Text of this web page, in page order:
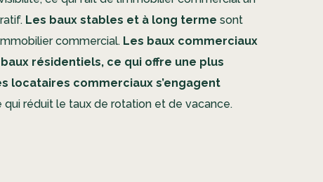
Les baux stables et à long terme sont
commercial. Les baux commerciaux
résidentiels, ce qui offre une plus
locataires commerciaux s’engagent
qui réduit le taux de rotation et de vacance.